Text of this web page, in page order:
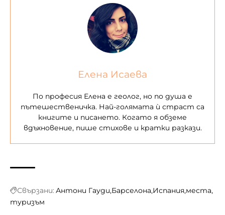
Елена Исаева
По професия Елена е геолог, но по душа е
пътешественичка. Най-голямата ѝ страст са
книгите и писането. Когато я обземе
вдъхновение, пише стихове и кратки разкази.
Свързани: Антони Гауди Барселона Испания места
туризъм